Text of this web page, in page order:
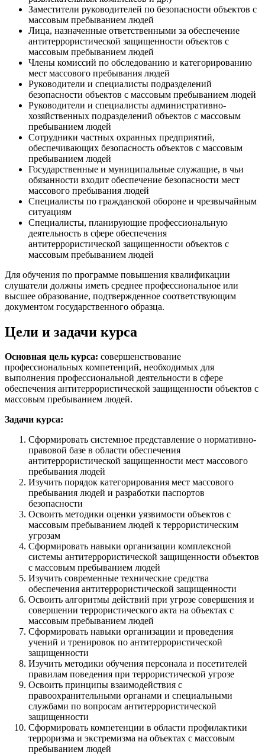
Заместители руководителей по безопасности объектов с
массовым пребыванием людей
Лица, назначенные ответственными за обеспечение
антитеррористической защищенности объектов с
массовым пребыванием людей
Члены комиссий по обследованию и категорированию
мест массового пребывания людей
Руководители и специалисты подразделений
безопасности объектов с массовым пребыванием людей
Руководители и специалисты административно-
хозяйственных подразделений объектов с массовым
пребыванием людей
Сотрудники частных охранных предприятий,
обеспечивающих безопасность объектов с массовым
пребыванием людей
Государственные и муниципальные служащие, в чьи
обязанности входит обеспечение безопасности мест
массового пребывания людей
Специалисты по гражданской обороне и чрезвычайным
ситуациям
Специалисты, планирующие профессиональную
деятельность в сфере обеспечения
антитеррористической защищенности объектов с
массовым пребыванием людей
Для обучения по программе повышения квалификации
слушатели должны иметь среднее профессиональное или
высшее образование, подтвержденное соответствующим
документом государственного образца.
Цели и задачи курса
Основная цель курса: совершенствование
профессиональных компетенций, необходимых для
выполнения профессиональной деятельности в сфере
обеспечения антитеррористической защищенности объектов с
массовым пребыванием людей.
Задачи курса:
Сформировать системное представление о нормативно-
правовой базе в области обеспечения
антитеррористической защищенности мест массового
пребывания людей
Изучить порядок категорирования мест массового
пребывания людей и разработки паспортов
безопасности
Освоить методики оценки уязвимости объектов с
массовым пребыванием людей к террористическим
угрозам
Сформировать навыки организации комплексной
системы антитеррористической защищенности объектов
с массовым пребыванием людей
Изучить современные технические средства
обеспечения антитеррористической защищенности
Освоить алгоритмы действий при угрозе совершения и
совершении террористического акта на объектах с
массовым пребыванием людей
Сформировать навыки организации и проведения
учений и тренировок по антитеррористической
защищенности
Изучить методики обучения персонала и посетителей
правилам поведения при террористической угрозе
Освоить принципы взаимодействия с
правоохранительными органами и специальными
службами по вопросам антитеррористической
защищенности
Сформировать компетенции в области профилактики
терроризма и экстремизма на объектах с массовым
пребыванием людей